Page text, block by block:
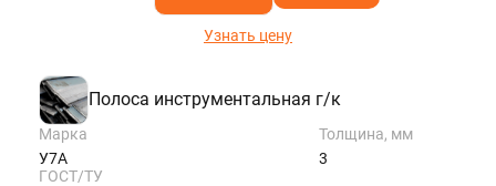
Узнать цену
Полоса инструментальная г/к
Марка
У7А
Толщина, мм
3
ГОСТ/ТУ